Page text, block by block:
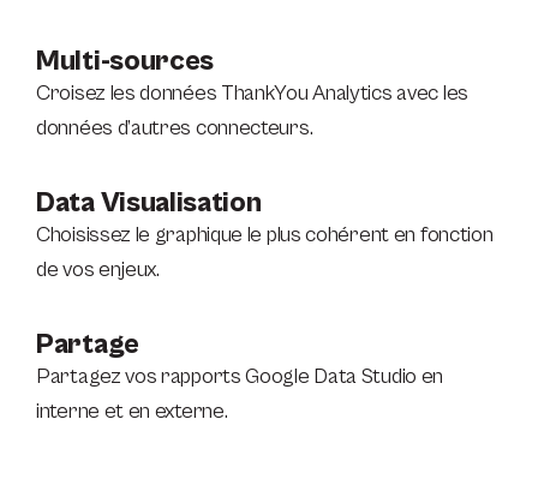
Multi-sources
Croisez les données ThankYou Analytics avec les
données d’autres connecteurs.
Data Visualisation
Choisissez le graphique le plus cohérent en fonction
de vos enjeux.
Partage
Partagez vos rapports Google Data Studio en
interne et en externe.